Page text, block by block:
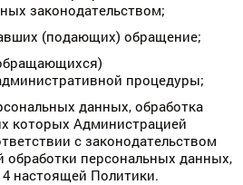
законодательством;
(подающих) обращение;
процедуры;
данных, обработка
которых Администрацией
с законодательством
обработки персональных данных,
настоящей Политики.